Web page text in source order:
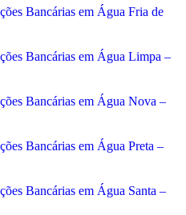
Bancárias em Água Fria de
Bancárias em Água Limpa –
Bancárias em Água Nova –
Bancárias em Água Preta –
Bancárias em Água Santa –